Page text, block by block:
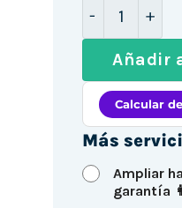
Añadir
Más
Ampliar
garantía